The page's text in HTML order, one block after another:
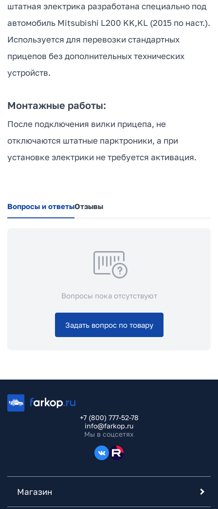
штатная электрика разработана специально под
автомобиль Mitsubishi L200 KK,KL (2015 по наст.).
Используется для перевозки стандартных
прицепов без дополнительных технических
устройств.
Монтажные работы:
После подключения вилки прицепа, не
отключаются штатные парктроники, а при
установке электрики не требуется активация.
Вопросы и ответыОтзывы
Вопросы пока отсутствуют
Задать вопрос по товару
+7 (800) 777-52-78
info@farkop.ru
Мы в соцсетях
Магазин